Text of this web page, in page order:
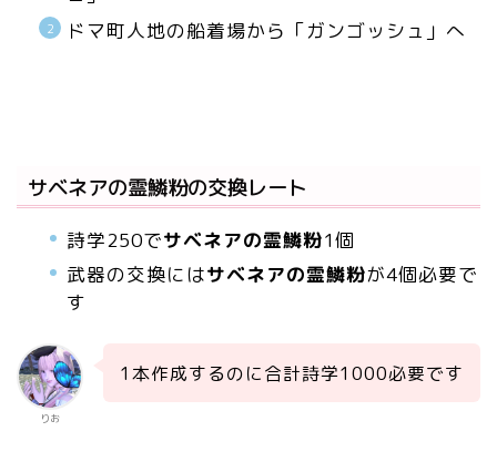
ドマ町人地の船着場から「ガンゴッシュ」へ
サベネアの霊鱗粉の交換レート
詩学250でサベネアの霊鱗粉1個
武器の交換にはサベネアの霊鱗粉が4個必要で
す
りお
1本作成するのに合計詩学1000必要です